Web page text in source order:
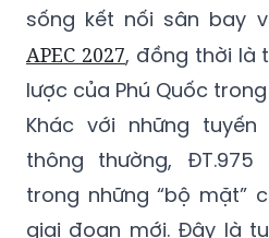
sống kết nối sân bay
APEC 2027, đồng thời là
lược của Phú Quốc
Khác với những
thông thường,
trong những “bộ mặt”
giai đoạn mới. Đây là